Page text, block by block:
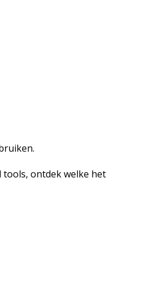
tools, ontdek welke het